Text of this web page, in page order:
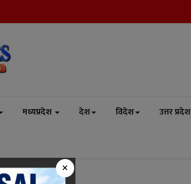
मध्यप्रदेश देश विदेश उत्तर प्रदेश
×